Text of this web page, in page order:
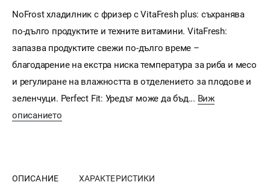
NoFrost хладилник с фризер с VitaFresh plus: съхранява
по-дълго продуктите и техните витамини. VitaFresh:
запазва продуктите свежи по-дълго време –
благодарение на екстра ниска температура за риба и месо
и регулиране на влажността в отделението за плодове и
зеленчуци. Perfect Fit: Уредът може да бъд... Виж
описанието
ОПИСАНИЕ ХАРАКТЕРИСТИКИ